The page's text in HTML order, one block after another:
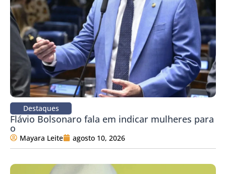
Destaques
Flávio Bolsonaro fala em indicar mulheres para
o
Mayara Leite agosto 10, 2026